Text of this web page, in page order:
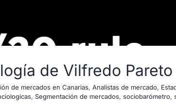
de Vilfredo Pareto
de mercados en Canarias, Analistas de mercado,
, Segmentación de mercados, sociobarómetro,